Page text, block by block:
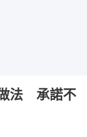
法 承諾不